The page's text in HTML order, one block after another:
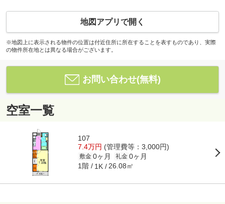
地図アプリで開く
※地図上に表示される物件の位置は付近住所に所在することを表すものであり、実際
の物件所在地とは異なる場合がございます。
お問い合わせ(無料)
空室一覧
107
7.4万円 (管理費等：3,000円)
敷金 0ヶ月 礼金 0ヶ月
1階 1K 26.08㎡